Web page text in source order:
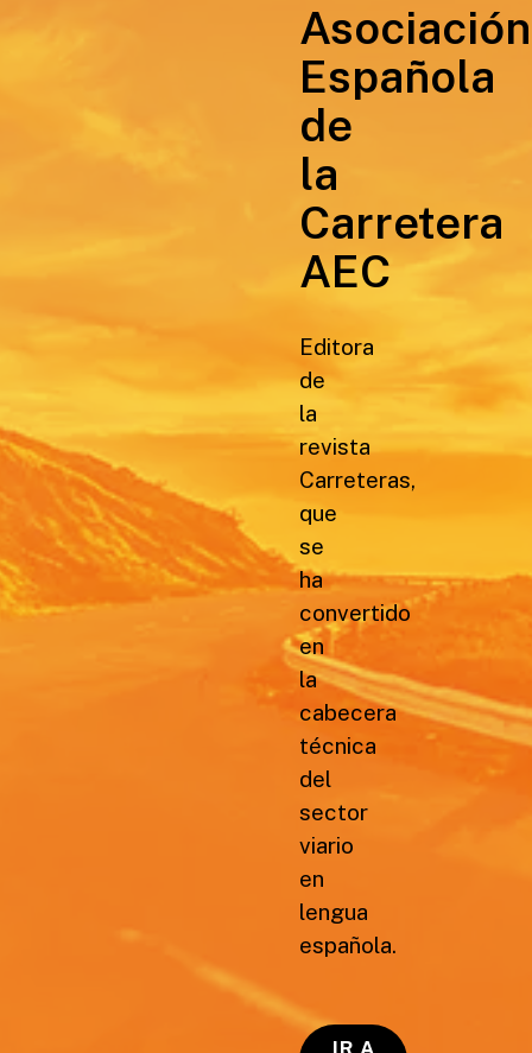
Asociación
Española
de
la
Carretera
AEC
Editora
de
la
revista
Carreteras,
que
se
ha
convertido
en
la
cabecera
técnica
del
sector
viario
en
lengua
española.